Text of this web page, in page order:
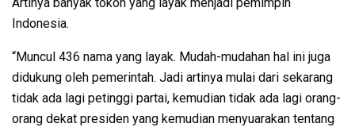
Indonesia.
“Muncul 436 nama yang layak. Mudah-mudahan hal ini juga
didukung oleh pemerintah. Jadi artinya mulai dari sekarang
tidak ada lagi petinggi partai, kemudian tidak ada lagi orang-
orang dekat presiden yang kemudian menyuarakan tentang